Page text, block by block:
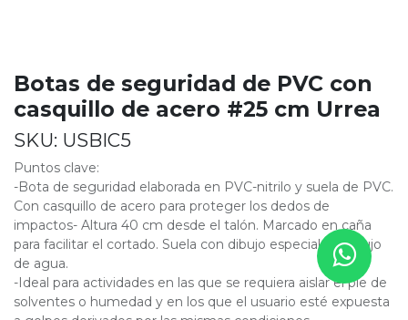
Botas de seguridad de PVC con
casquillo de acero #25 cm Urrea
SKU: USBIC5
Puntos clave:
-Bota de seguridad elaborada en PVC-nitrilo y suela de PVC.
Con casquillo de acero para proteger los dedos de
impactos- Altura 40 cm desde el talón. Marcado en caña
para facilitar el cortado. Suela con dibujo especial para flujo
de agua.
-Ideal para actividades en las que se requiera aislar el pie de
solventes o humedad y en los que el usuario esté expuesta